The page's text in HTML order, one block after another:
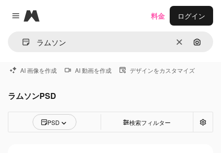
Close menu
Magnific
消去 画像で
料金 ログイン
AI 画像を作成 AI 動画を作成 デザインをカスタマイズ
ラムソンPSD
PSD 検索フィルター